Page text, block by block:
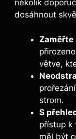
několik
dosáhnout
větve,
strom.
S
přístup k
měl být